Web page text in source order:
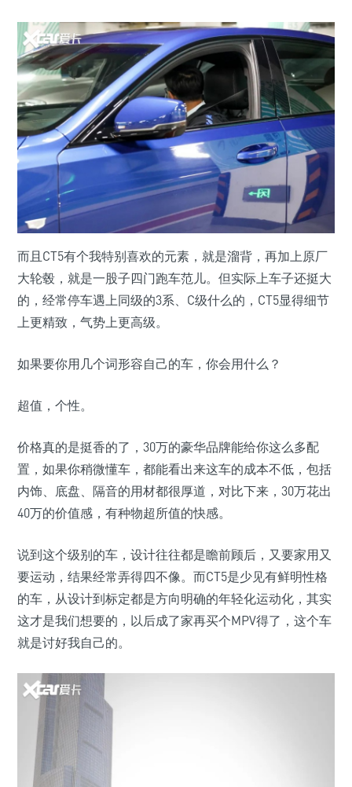
而且CT5有个我特别喜欢的元素，就是溜背，再加上原厂
大轮毂，就是一股子四门跑车范儿。但实际上车子还挺大
的，经常停车遇上同级的3系、C级什么的，CT5显得细节
上更精致，气势上更高级。
如果要你用几个词形容自己的车，你会用什么？
超值，个性。
价格真的是挺香的了，30万的豪华品牌能给你这么多配
置，如果你稍微懂车，都能看出来这车的成本不低，包括
内饰、底盘、隔音的用材都很厚道，对比下来，30万花出
40万的价值感，有种物超所值的快感。
说到这个级别的车，设计往往都是瞻前顾后，又要家用又
要运动，结果经常弄得四不像。而CT5是少见有鲜明性格
的车，从设计到标定都是方向明确的年轻化运动化，其实
这才是我们想要的，以后成了家再买个MPV得了，这个车
就是讨好我自己的。